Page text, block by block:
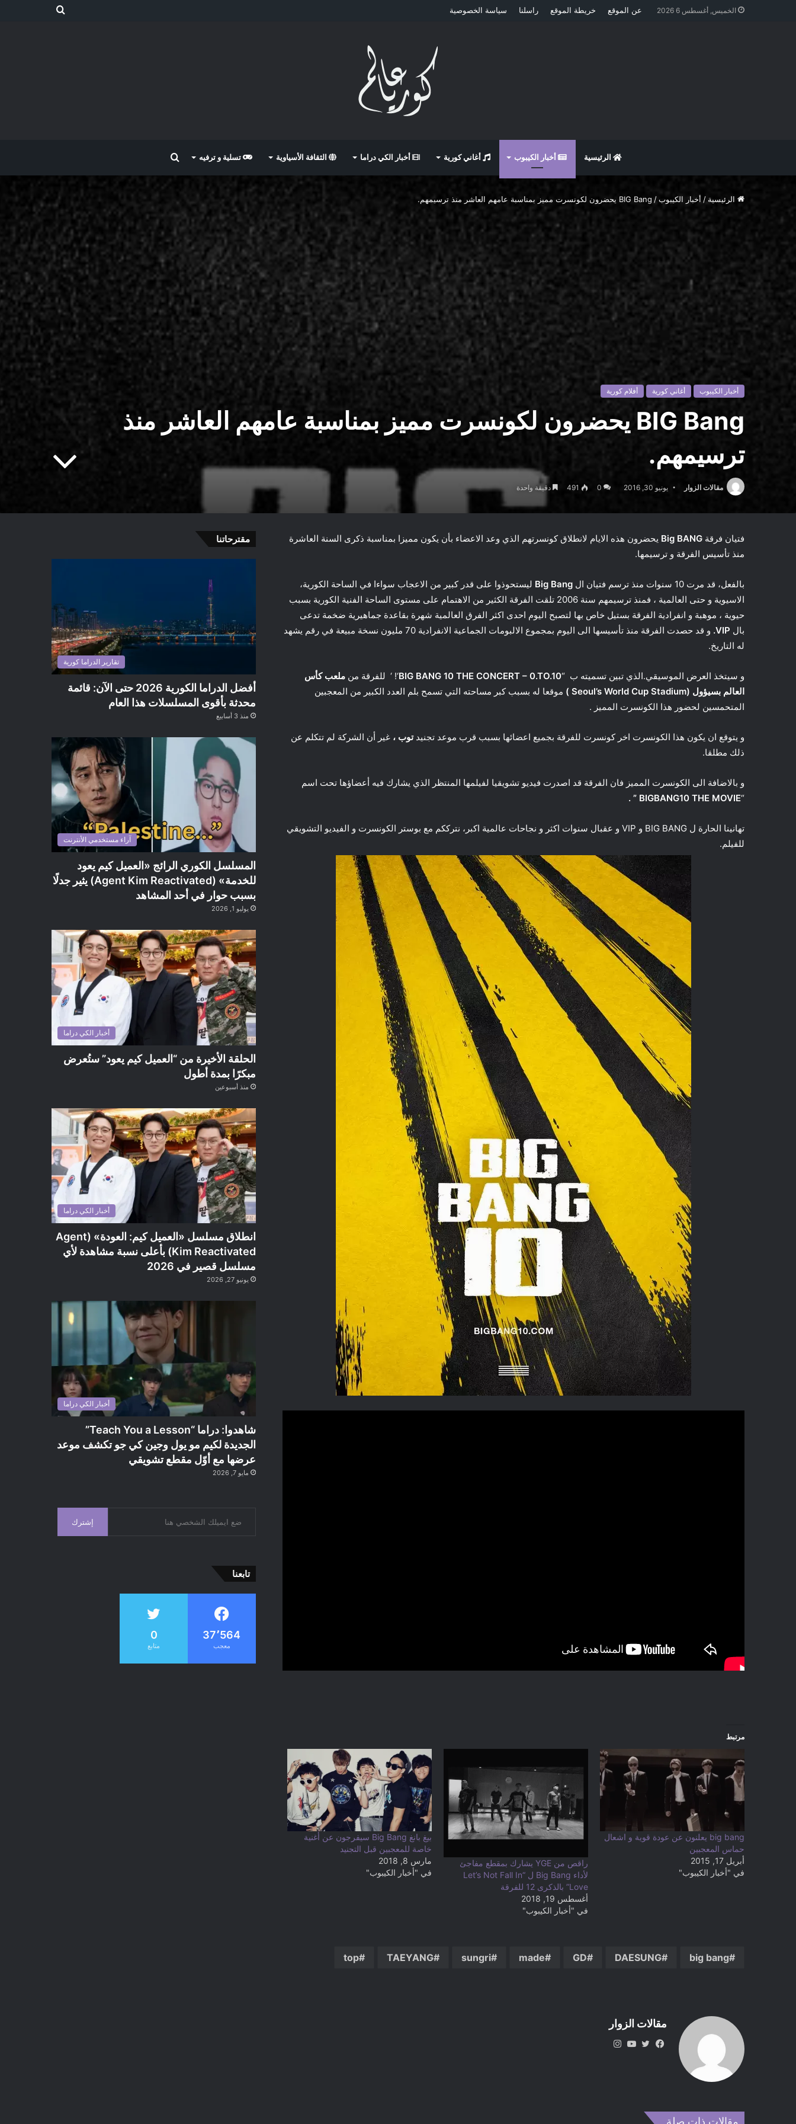
الخميس, أغسطس 6 2026 عن الموقع خريطة الموقع راسلنا سياسة الخصوصية
الرئيسية أخبار الكيبوب أغاني كورية أخبار الكي دراما الثقافة الأسياوية تسلية و ترفيه
عن الرئيسية / أخبار الكيبوب/ BIG Bang يحضرون لكونسرت مميز بمناسبة عامهم العاشر منذ ترسيمهم.
أخبار الكيبوب أغاني كورية أفلام كورية
BIG Bang يحضرون لكونسرت مميز بمناسبة عامهم العاشر منذ
ترسيمهم.
مقالات الزوار يونيو 30, 2016 0
491 دقيقة واحدة
فتيان فرقة Big BANG يحضرون هذه الايام لانطلاق كونسرتهم الذي وعد الاعضاء بأن يكون مميزا بمناسبة ذكرى السنة العاشرة
منذ تأسيس الفرقة و ترسيمها.
بالفعل، قد مرت 10 سنوات منذ ترسم فتيان ال Big Bang ليستحوذوا على قدر كبير من الاعجاب سواءا في الساحة الكورية،
الاسيوية و حتى العالمية ، فمنذ ترسيمهم سنة 2006 تلقت الفرقة الكثير من الاهتمام على مستوى الساحة الفنية الكورية بسبب
حيوية ، موهبة و انفرادية الفرقة بستيل خاص بها لتصبح اليوم احدى اكثر الفرق العالمية شهرة بقاعدة جماهيرية ضخمة تدعى
بال VIP.
و قد حصدت الفرقة منذ تأسيسها الى اليوم بمجموع الالبومات الجماعية الانفرادية 70 مليون نسخة مبيعة في رقم يشهد
له التاريخ.
و سيتخذ العرض الموسيقي.الذي تبين تسميته ب “BIG BANG 10 THE CONCERT – 0.TO.10‘! ‘ للفرقة من ملعب كأس
العالم بسيؤول (Seoul’s World Cup Stadium )
موقعا له بسبب كبر مساحته التي تسمح بلم العدد الكبير من المعجبين
المتحمسين لحضور هذا الكونسرت المميز .
و يتوقع ان يكون هذا الكونسرت اخر كونسرت للفرقة بجميع اعضائها بسبب قرب موعد تجنيدتوب ، غير أن الشركة لم تتكلم عن
ذلك مطلقا.
و بالاضافة الى الكونسرت المميز فان الفرقة قد اصدرت فيديو تشويقيا لفيلمها المنتظر الذي يشارك فيه أعضاؤها تحت اسم
“
BIGBANG10 THE MOVIE ” .
تهانينا الحارة ل BIG BANG و VIP و عقبال سنوات اكثر و نجاحات عالمية اكبر، نترككم مع بوستر الكونسرت و الفيديو التشويقي
للفيلم.
مرتبط
big bang يعلنون عن عودة قوية و اشعال
حماس المعجبين
أبريل 17, 2015
في "أخبار الكيبوب"
راقص من YGE يشارك بمقطع مفاجئ
لأداء Big Bang ل “Let’s Not Fall In
Love” بالذكرى 12 للفرقة
أغسطس 19, 2018
في "أخبار الكيبوب"
بيغ بانغ Big Bang سيفرجون عن أغنية
خاصة للمعجبين قبل التجنيد
مارس 8, 2018
في "أخبار الكيبوب"
big bang
DAESUNG
GD
made
sungri
TAEYANG
top
مقالات الزوار
في تويت يوتي
مقالات ذات صلة
مقترحاتنا
تقارير الدراما كورية
أفضل الدراما الكورية 2026 حتى الآن: قائمة
محدثة بأقوى المسلسلات هذا العام
منذ 3 أسابيع
آراء مستخدمي الأنترنت
المسلسل الكوري الرائج «العميل كيم يعود
للخدمة» (Agent Kim Reactivated) يثير جدلًا
بسبب حوار في أحد المشاهد
يوليو 1, 2026
أخبار الكي دراما
الحلقة الأخيرة من “العميل كيم يعود” ستُعرض
مبكرًا بمدة أطول
منذ أسبوعين
أخبار الكي دراما
انطلاق مسلسل «العميل كيم: العودة» (Agent
Kim Reactivated) بأعلى نسبة مشاهدة لأي
مسلسل قصير في 2026
يونيو 27, 2026
أخبار الكي دراما
شاهدوا: دراما “Teach You a Lesson”
الجديدة لكيم مو يول وجين كي جو تكشف موعد
عرضها مع أوّل مقطع تشويقي
مايو 7, 2026
إشترك
تابعنا
37٬564
معجب
0
متابع